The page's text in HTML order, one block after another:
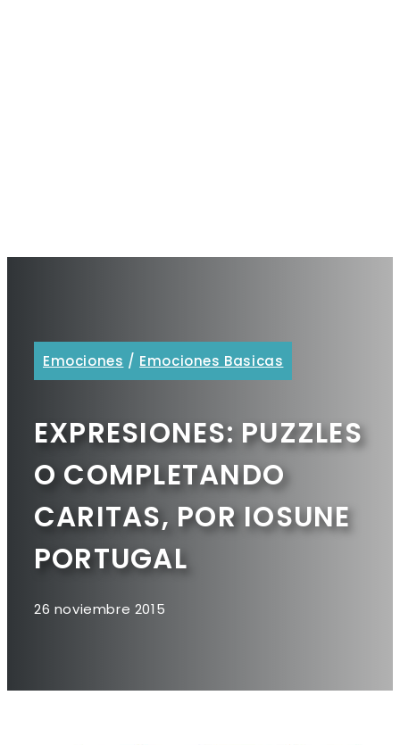
Emociones / Emociones Basicas
EXPRESIONES: PUZZLES
O COMPLETANDO
CARITAS, POR IOSUNE
PORTUGAL
26 noviembre 2015